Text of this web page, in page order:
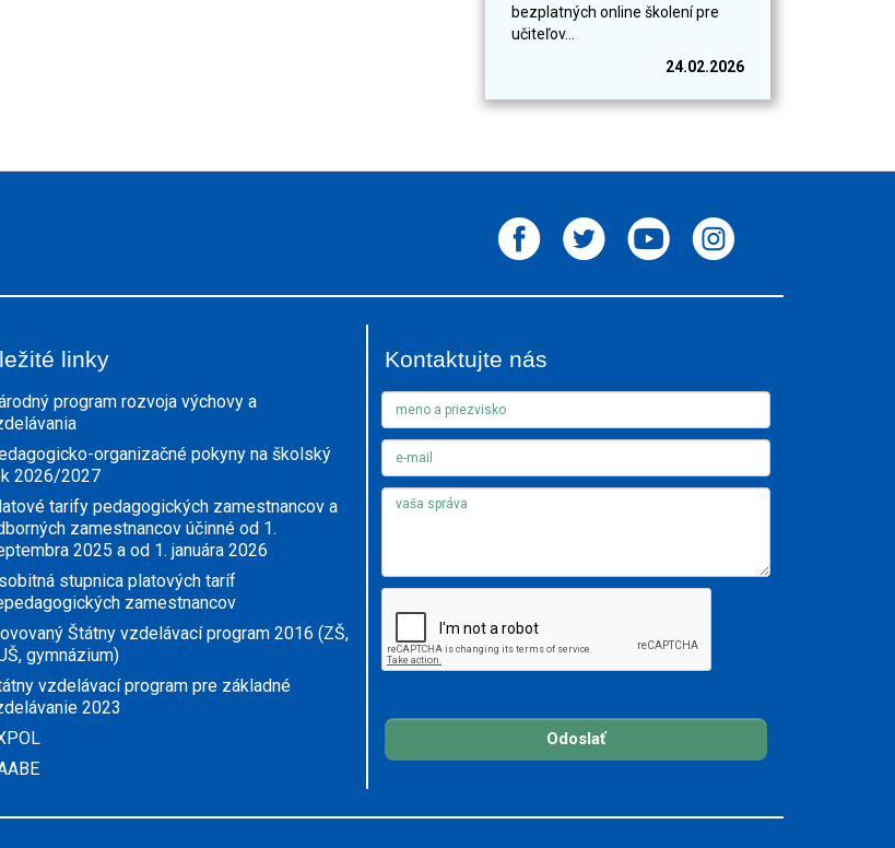
bezplatných online školení pre
učiteľov...
24.02.2026
linky
program rozvoja výchovy a
organizačné pokyny na školský
2026/2027
tarify pedagogických zamestnancov a
zamestnancov účinné od 1.
2025 a od 1. januára 2026
stupnica platových taríf
zamestnancov
Štátny vzdelávací program 2016 (ZŠ,
gymnázium)
vzdelávací program pre základné
2023
Kontaktujte nás
Odoslať